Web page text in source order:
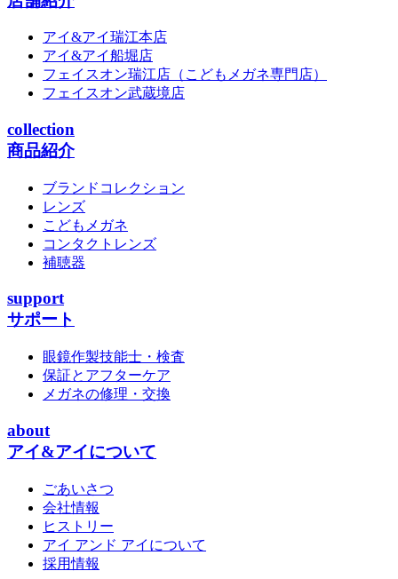
アイ&アイ瑞江本店
アイ&アイ船堀店
フェイスオン瑞江店 （こどもメガネ専門店）
フェイスオン武蔵境店
collection
商品紹介
ブランドコレクション
レンズ
こどもメガネ
コンタクトレンズ
補聴器
support
サポート
眼鏡作製技能士・検査
保証とアフターケア
メガネの修理・交換
about
アイ&アイについて
ごあいさつ
会社情報
ヒストリー
アイ アンド アイについて
採用情報